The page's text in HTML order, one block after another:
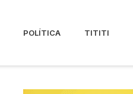
POLÍTICA TITITI